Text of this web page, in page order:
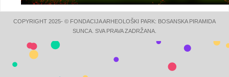
COPYRIGHT 2025- © FONDACIJA ARHEOLOŠKI PARK: BOSANSKA PIRAMIDA
SUNCA. SVA PRAVA ZADRŽANA.